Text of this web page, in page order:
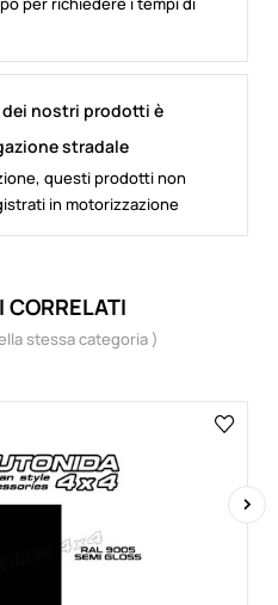
dei nostri prodotti è
stradale
questi prodotti non
in motorizzazione
CORRELATI
stessa categoria )